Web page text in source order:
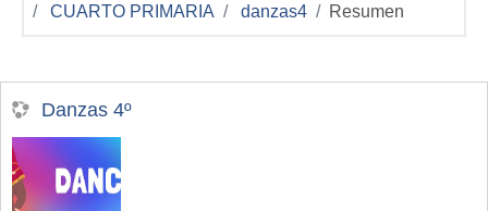
CUARTO PRIMARIA danzas4 Resumen
Danzas 4º